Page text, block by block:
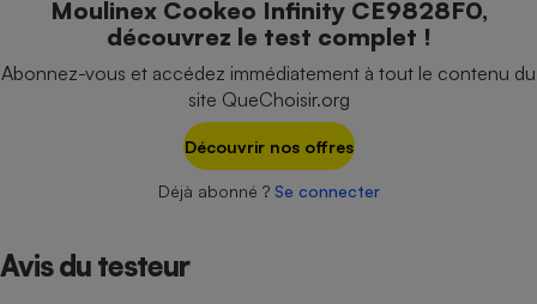
Moulinex Cookeo Infinity CE9828F0,
découvrez le test complet !
Abonnez-vous et accédez immédiatement à tout le contenu du
site QueChoisir.org
Découvrir nos offres
Déjà abonné ? Se connecter
Avis du testeur
Plaque de cuisson à
induction
Téléphone mobile -
Smartphone
Ventilateur